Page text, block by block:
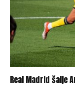
Real Madrid šalje